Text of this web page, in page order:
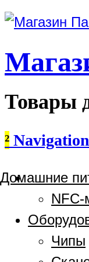
Товары
² Navigation
Домашние
NFC-
Чипы